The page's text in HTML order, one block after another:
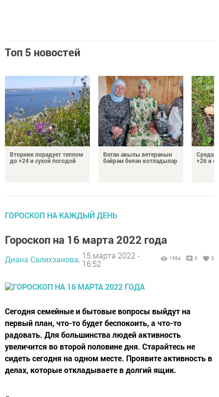
Топ 5 новостей
Вторник порадует теплом
до +24 и сухой погодой
Ватан авылы ветеранын
бәйрәм белән котладылар
Среда
+26 и
ГОРОСКОП НА КАЖДЫЙ ДЕНЬ
Гороскоп на 16 марта 2022 года
Диана Салихзанова, 15 марта 2022 -
16:52
1564 0 0
Сегодня семейные и бытовые вопросы выйдут на
первый план, что-то будет беспокоить, а что-то
радовать. Для большинства людей активность
увеличится во второй половине дня. Старайтесь не
сидеть сегодня на одном месте. Проявите активность в
делах, которые откладываете в долгий ящик.